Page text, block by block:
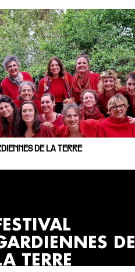
DE LA TERRE
DE
TERRE